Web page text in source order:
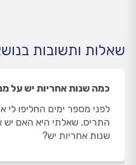
שאלות ותשובות
כמה שנות אחריות יש על
לפני מספר ימים החליפו לי
התריס. שאלתי היא האם יש
שנות אחריות יש?